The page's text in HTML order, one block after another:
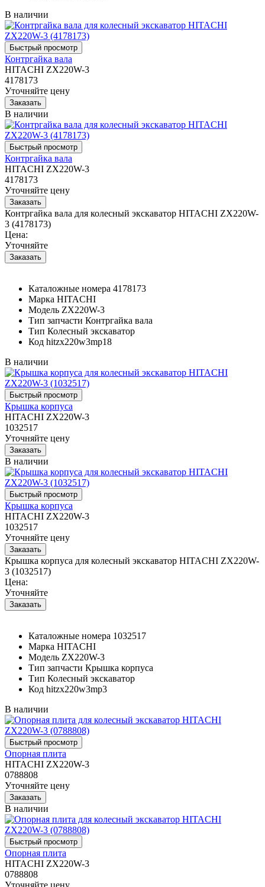
В наличии
Контргайка вала
HITACHI ZX220W-3
4178173
Уточняйте цену
В наличии
Контргайка вала
HITACHI ZX220W-3
4178173
Уточняйте цену
Контргайка вала для колесный экскаватор HITACHI ZX220W-
3 (4178173)
Цена:
Уточняйте
Каталожные номера 4178173
Марка HITACHI
Модель ZX220W-3
Тип запчасти Контргайка вала
Тип Колесный экскаватор
Код hitzx220w3mp18
В наличии
Крышка корпуса
HITACHI ZX220W-3
1032517
Уточняйте цену
В наличии
Крышка корпуса
HITACHI ZX220W-3
1032517
Уточняйте цену
Крышка корпуса для колесный экскаватор HITACHI ZX220W-
3 (1032517)
Цена:
Уточняйте
Каталожные номера 1032517
Марка HITACHI
Модель ZX220W-3
Тип запчасти Крышка корпуса
Тип Колесный экскаватор
Код hitzx220w3mp3
В наличии
Опорная плита
HITACHI ZX220W-3
0788808
Уточняйте цену
В наличии
Опорная плита
HITACHI ZX220W-3
0788808
Уточняйте цену